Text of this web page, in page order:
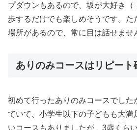
プダウンもあるので、坂が大好き（
歩するだけでも楽しめそうです。た
場所があるので、常に目は話せませ
ありのみコースはリピート
初めて行ったありのみコースでした
ていて、小学生以下の子どもも大満
いコースもありましたが、3歳くら